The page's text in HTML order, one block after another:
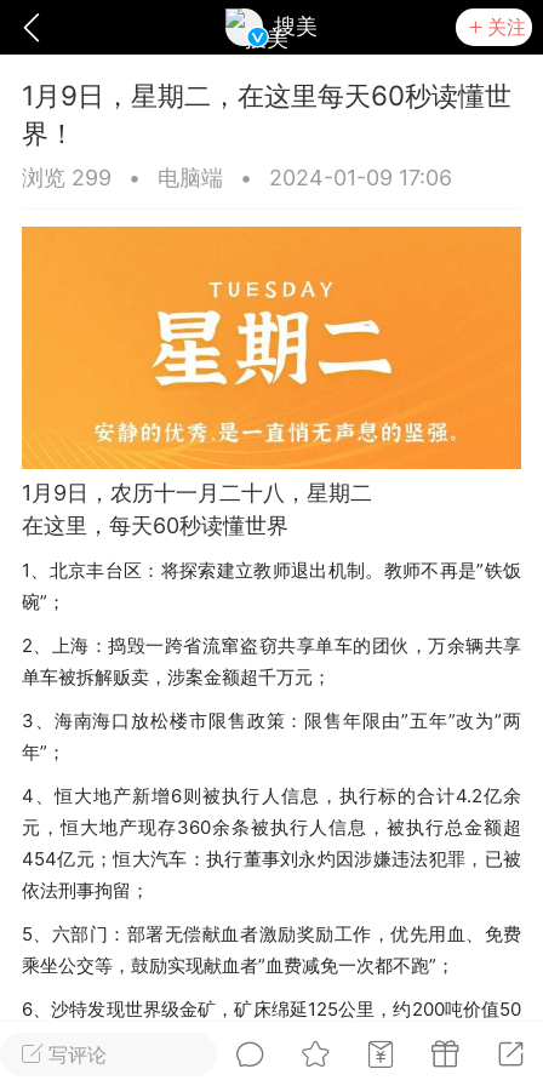
搜美 关注
爆汗熊 卡卡动能素 无创溶斑术
美业357 芯诗妍 卡卡美业
每次200金币 点击购买
师 小熊水光
爆汗熊
脂
卡卡动能素
皇斯普拉雅
建术
爆款平台 Lv.8 靓号
加盟商
26 23:18
电脑端 美业资讯
本/双效闪充，养出紧致小白脸！一、项
产品）×极光嫩肤啫喱（产品）这是一套
护...写评论
1月9日，星期二，在这里每天60秒读懂世
界！
浏览 299 • 电脑端 • 2024-01-09 17:06
1月9日，农历十一月二十八，星期二
在这里，每天60秒读懂世界
1、北京丰台区：将探索建立教师退出机制。教师不再是”铁饭
碗”；
2、上海：捣毁一跨省流窜盗窃共享单车的团伙，万余辆共享
单车被拆解贩卖，涉案金额超千万元；
3、海南海口放松楼市限售政策：限售年限由”五年”改为”两
年”；
4、恒大地产新增6则被执行人信息，执行标的合计4.2亿余
元，恒大地产现存360余条被执行人信息，被执行总金额超
454亿元；恒大汽车：执行董事刘永灼因涉嫌违法犯罪，已被
依法刑事拘留；
5、六部门：部署无偿献血者激励奖励工作，优先用血、免费
乘坐公交等，鼓励实现献血者”血费减免一次都不跑”；
6、沙特发现世界级金矿，矿床绵延125公里，约200吨价值50
万亿人民币；